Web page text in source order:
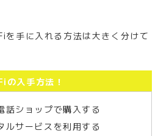
を手に入れる方法は大きく分けて
の入手方法！
ショップで購入する
ルサービスを利用する